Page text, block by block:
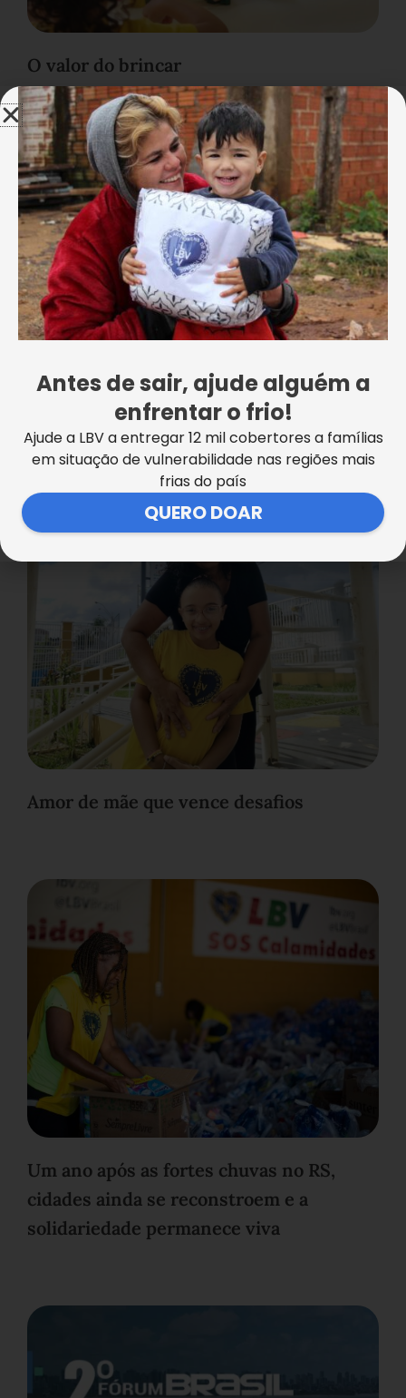
O valor do brincar
Ludicidade que ensina e inclui
Amor de mãe que vence desafios
Um ano após as fortes chuvas no RS,
cidades ainda se reconstroem e a
solidariedade permanece viva
Antes de sair, ajude alguém a
enfrentar o frio!
Ajude a LBV a entregar 12 mil cobertores a famílias
em situação de vulnerabilidade nas regiões mais
frias do país
QUERO DOAR